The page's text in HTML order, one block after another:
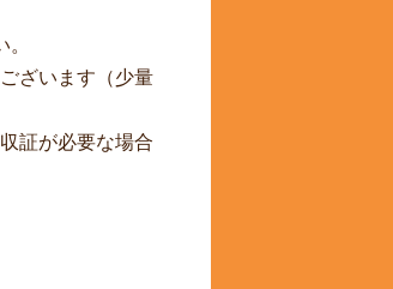
ざいます（少量
証が必要な場合